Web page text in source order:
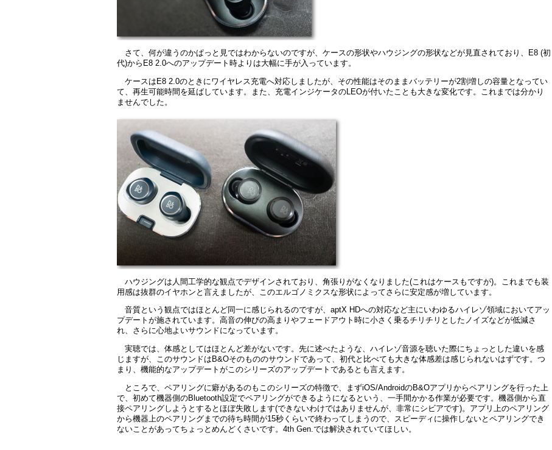
さて、何が違うのかぱっと見ではわからないのですが、ケースの形状やハウジングの形状などが見直されており、E8 (初
代)からE8 2.0へのアップデート時よりは大幅に手が入っています。
ケースはE8 2.0のときにワイヤレス充電へ対応しましたが、その性能はそのままバッテリーが2割増しの容量となってい
て、再生可能時間を延ばしています。また、充電インジケータのLEOが付いたことも大きな変化です。これまでは分かり
ませんでした。
ハウジングは人間工学的な観点でデザインされており、角張りがなくなりました(これはケースもですが)。これまでも装
用感は抜群のイヤホンと言えましたが、このエルゴノミクスな形状によってさらに安定感が増しています。
音質という観点ではほとんど同一に感じられるのですが、aptX HDへの対応など主にいわゆるハイレゾ領域においてアッ
プデートが施されています。高音の伸びの高まりやフェードアウト時に小さく乗るチリチリとしたノイズなどが低減さ
れ、さらに心地よいサウンドになっています。
実聴では、体感としてはほとんど差がないです。先に述べたような、ハイレゾ音源を聴いた際にちょっとした違いを感
じますが、このサウンドはB&Oそのもののサウンドであって、初代と比べても大きな体感差は感じられないはずです。つ
まり、機能的なアップデートがこのシリーズのアップデートであるとも言えます。
ところで、ペアリングに癖があるのもこのシリーズの特徴で、まずiOS/AndroidのB&Oアプリからペアリングを行った上
で、初めて機器側のBluetooth設定でペアリングができるようになるという、一手間かかる作業が必要です。機器側から直
接ペアリングしようとするとほぼ失敗します(できないわけではありませんが、非常にシビアです)。アプリ上のペアリング
から機器上のペアリングまでの待ち時間が15秒くらいで終わってしまうので、スピーディに操作しないとペアリングでき
ないことがあってちょっとめんどくさいです。4th Gen.では解決されていてほしい。